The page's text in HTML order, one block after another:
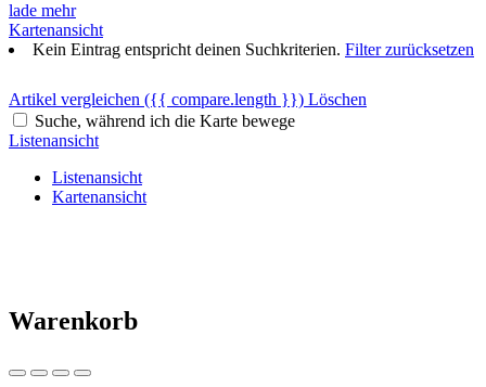
lade mehr
Kartenansicht
Kein Eintrag entspricht deinen Suchkriterien. Filter zurücksetzen
Artikel vergleichen ({{ compare.length }}) Löschen
Suche, während ich die Karte bewege
Listenansicht
Listenansicht
Kartenansicht
Warenkorb